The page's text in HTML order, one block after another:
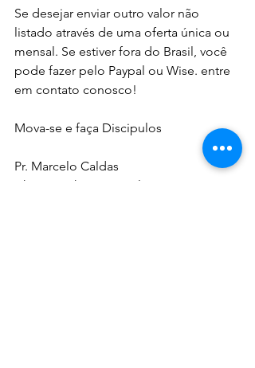
Se desejar enviar outro valor não
listado através de uma oferta única ou
mensal. Se estiver fora do Brasil, você
pode fazer pelo Paypal ou Wise. entre
em contato conosco!
Mova-se e faça Discipulos
Pr. Marcelo Caldas
Christian Skaters Brasil